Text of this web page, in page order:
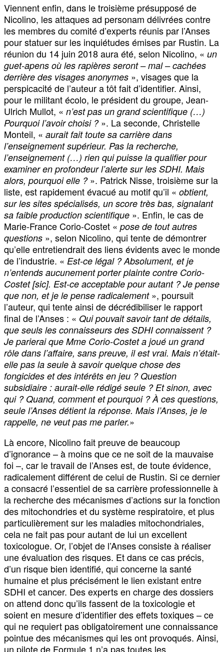
Viennent enfin, dans le troisième présupposé de
Nicolino, les attaques ad personam délivrées contre
les membres du comité d’experts réunis par l’Anses
pour statuer sur les inquiétudes émises par Rustin. La
réunion du 14 juin 2018 aura été, selon Nicolino, « un
guet-apens où les rapières seront – mal – cachées
derrière des visages anonymes », visages que la
perspicacité de l’auteur a tôt fait d’identifier. Ainsi,
pour le militant écolo, le président du groupe, Jean-
Ulrich Mullot, « n’est pas un grand scientifique (…)
Pourquoi l’avoir choisi ? ». La seconde, Christelle
Monteil, « aurait fait toute sa carrière dans
l’enseignement supérieur. Pas la recherche,
l’enseignement (…) rien qui puisse la qualifier pour
examiner en profondeur l’alerte sur les SDHI. Mais
alors, pourquoi elle ?». Patrick Nisse, troisième sur la
liste, est rapidement évacué au motif qu’il « obtient,
sur les sites spécialisés, un score très bas, signalant
sa faible production scientifique ». Enfin, le cas de
Marie-France Corio-Costet « pose de tout autres
questions », selon Nicolino, qui tente de démontrer
qu’elle entretiendrait des liens évidents avec le monde
de l’industrie. « Est-ce légal ? Absolument, et je
n’entends aucunement porter plainte contre Corio-
Costet [sic]. Est-ce acceptable pour autant ? Je pense
que non, et je le pense radicalement», poursuit
l’auteur, qui tente ainsi de décrédibiliser le rapport
final de l’Anses : « Qui pouvait savoir tant de détails,
que seuls les connaisseurs des SDHI connaissent ?
Je parierai que Mme Corio-Costet a joué un grand
rôle dans l’affaire, sans preuve, il est vrai. Mais n’était-
elle pas la seule à savoir quelque chose des
fongicides et des intérêts en jeu ? Question
subsidiaire : aurait-elle rédigé seule ? Et sinon, avec
qui ? Quand, comment et pourquoi ? À ces questions,
seule l’Anses détient la réponse. Mais l’Anses, je le
rappelle, ne veut pas me parler.»
Là encore, Nicolino fait preuve de beaucoup
d’ignorance – à moins que ce ne soit de la mauvaise
foi –, car le travail de l’Anses est, de toute évidence,
radicalement différent de celui de Rustin. Si ce dernier
a consacré l’essentiel de sa carrière professionnelle à
la recherche des mécanismes d’actions sur la fonction
des mitochondries et du système respiratoire, et plus
particulièrement sur les maladies mitochondriales,
cela ne fait pas pour autant de lui un excellent
toxicologue. Or, l’objet de l’Anses consiste à réaliser
une évaluation des risques. Et dans ce cas précis,
d’un risque bien identifié, qui concerne la santé
humaine et plus précisément le lien existant entre
SDHI et cancer. Des experts en charge des dossiers
on attend donc qu’ils fassent de la toxicologie et
soient en mesure d’identifier des effets toxiques – ce
qui ne requiert pas obligatoirement une connaissance
pointue des mécanismes qui les ont provoqués. Ainsi,
un pilote de Formule 1 n’a pas toutes les